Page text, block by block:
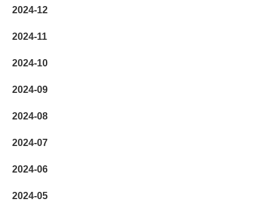
2024-12
2024-11
2024-10
2024-09
2024-08
2024-07
2024-06
2024-05